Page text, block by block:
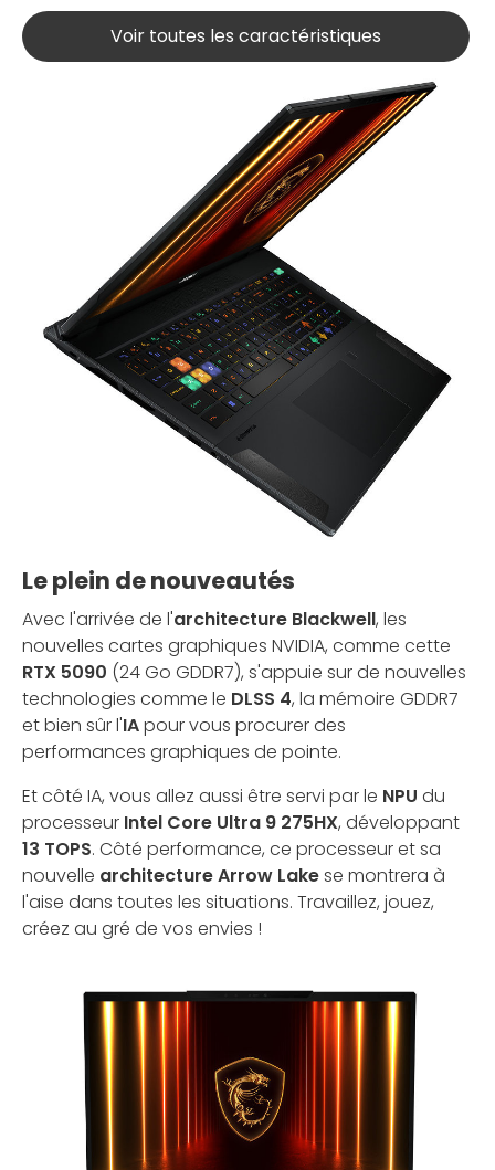
Voir toutes les caractéristiques
Le plein de nouveautés
Avec l'arrivée de l'architecture Blackwell, les
nouvelles cartes graphiques NVIDIA, comme cette
RTX 5090 (24 Go GDDR7), s'appuie sur de nouvelles
technologies comme le DLSS 4, la mémoire GDDR7
et bien sûr l'IApour vous procurer des
performances graphiques de pointe.
Et côté IA, vous allez aussi être servi par le NPU du
processeur Intel Core Ultra 9 275HX, développant
13 TOPS. Côté performance, ce processeur et sa
nouvelle architecture Arrow Lakese montrera à
l'aise dans toutes les situations. Travaillez, jouez,
créez au gré de vos envies !